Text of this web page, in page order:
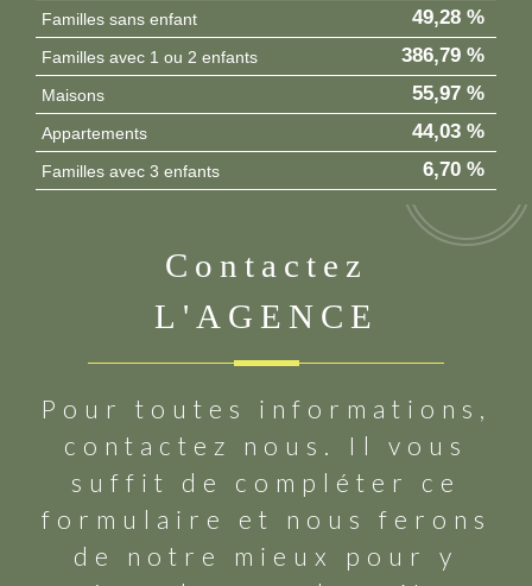
Familles sans enfant 49,28 %
Familles avec 1 ou 2 enfants 386,79 %
Maisons 55,97 %
Appartements 44,03 %
Familles avec 3 enfants 6,70 %
contactez
L'AGENCE
Pour toutes informations,
contactez nous. Il vous
suffit de compléter ce
formulaire et nous ferons
de notre mieux pour y